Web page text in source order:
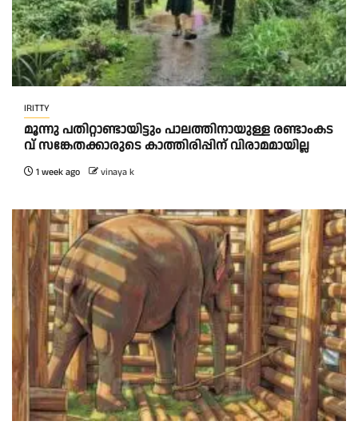
IRITTY
മൂ​ന്നു പ​തി​റ്റാ​ണ്ടാ​യി​ട്ടും പാ​ല​ത്തി​നാ​യു​ള്ള ര​ണ്ടാംക​ട​
വ് സ​ങ്കേ​ത​ക്കാ​രു​ടെ കാ​ത്തി​രി​പ്പി​ന് വി​രാ​മ​മാ​യി​ല്ല
1 week ago vinaya k